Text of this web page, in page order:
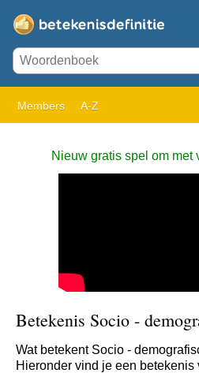
Members A-Z
Nieuw gratis spel om met
Betekenis Socio -
Wat betekent Socio -
Hieronder vind je een